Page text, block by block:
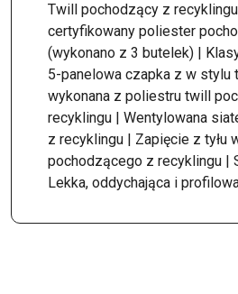
Twill pochodzący z
certyfikowany poliester
(wykonano z 3 butelek) |
5-panelowa czapka z w stylu
wykonana z poliestru twill
recyklingu | Wentylowana
z recyklingu | Zapięcie z tyłu
pochodzącego z recyklingu |
Lekka, oddychająca i